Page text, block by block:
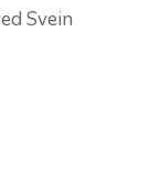
Svein